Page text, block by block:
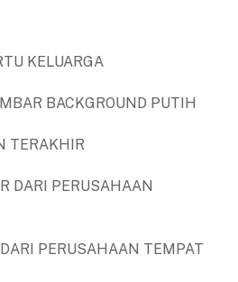
KELUARGA
BACKGROUND PUTIH
TERAKHIR
DARI PERUSAHAAN
PERUSAHAAN TEMPAT